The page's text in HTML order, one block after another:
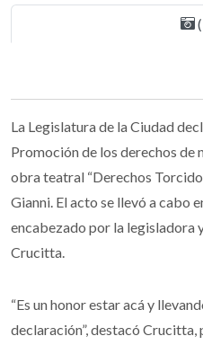
La Legislatura de la Ciudad
Promoción de los derechos de
obra teatral “Derechos
Gianni. El acto se llevó a cabo
encabezado por la legisladora
Crucitta.
“Es un honor estar acá y
declaración”, destacó